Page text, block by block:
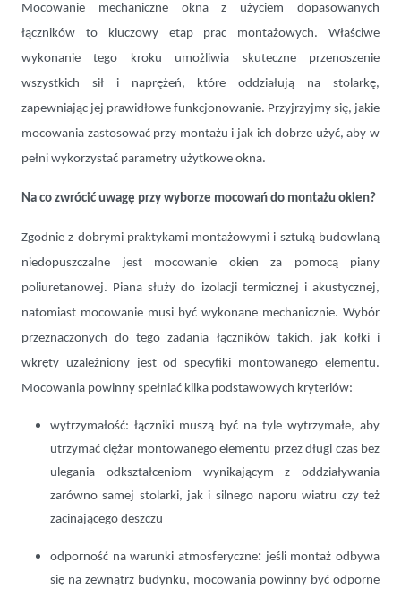
Mocowanie mechaniczne okna z użyciem dopasowanych
łączników to kluczowy etap prac montażowych. Właściwe
wykonanie tego kroku umożliwia skuteczne przenoszenie
wszystkich sił i naprężeń, które oddziałują na stolarkę,
zapewniając jej prawidłowe funkcjonowanie. Przyjrzyjmy się, jakie
mocowania zastosować przy montażu i jak ich dobrze użyć, aby w
pełni wykorzystać parametry użytkowe okna.
Na co zwrócić uwagę przy wyborze mocowań do montażu okien?
Zgodnie z dobrymi praktykami montażowymi i sztuką budowlaną
niedopuszczalne jest mocowanie okien za pomocą piany
poliuretanowej. Piana służy do izolacji termicznej i akustycznej,
natomiast mocowanie musi być wykonane mechanicznie. Wybór
przeznaczonych do tego zadania łączników takich, jak kołki i
wkręty uzależniony jest od specyfiki montowanego elementu.
Mocowania powinny spełniać kilka podstawowych kryteriów:
wytrzymałość: łączniki muszą być na tyle wytrzymałe, aby
utrzymać ciężar montowanego elementu przez długi czas bez
ulegania odkształceniom wynikającym z oddziaływania
zarówno samej stolarki, jak i silnego naporu wiatru czy też
zacinającego deszczu
odporność na warunki atmosferyczne: jeśli montaż odbywa
się na zewnątrz budynku, mocowania powinny być odporne